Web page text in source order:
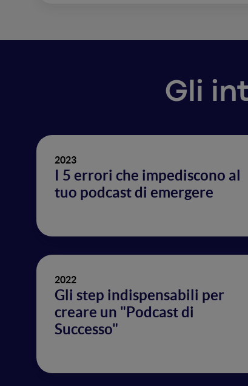
Gli
2023
I 5 errori che impediscono al
tuo podcast di emergere
2022
Gli step indispensabili per
creare un "Podcast di
Successo"